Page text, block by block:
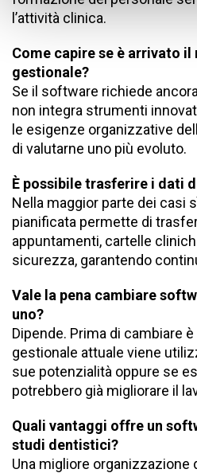
l’attività clinica.
Come capire se è arrivato
gestionale?
Se il software richiede
non integra strumenti
le esigenze organizzative
di valutarne uno più evoluto.
È possibile trasferire i dati
Nella maggior parte dei casi
pianificata permette di
appuntamenti, cartelle
sicurezza, garantendo
Vale la pena cambiare
uno?
Dipende. Prima di cambiare
gestionale attuale viene
sue potenzialità oppure se
potrebbero già migliorare il
Quali vantaggi offre un
studi dentistici?
Una migliore organizzazione